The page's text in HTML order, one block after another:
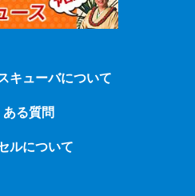
キューバについて
ある質問
ルについて